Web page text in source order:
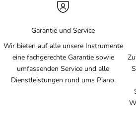
Garantie und Service
Wir bieten auf alle unsere Instrumente
eine fachgerechte Garantie sowie
umfassenden Service und alle
Dienstleistungen rund ums Piano.